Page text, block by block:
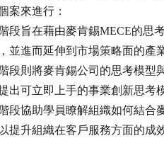
案來進行：
段旨在藉由麥肯錫MECE的思
並進而延伸到市場策略面的產
段則將麥肯錫公司的思考模型
出可立即上手的事業創新思考
段協助學員瞭解組織如何結合
提升組織在客戶服務方面的成效